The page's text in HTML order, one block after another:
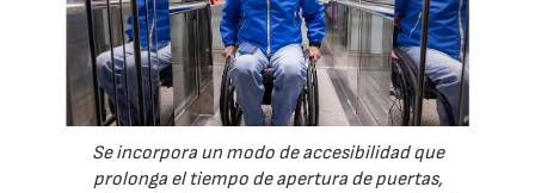
Se incorpora un modo de accesibilidad que
prolonga el tiempo de apertura de puertas,